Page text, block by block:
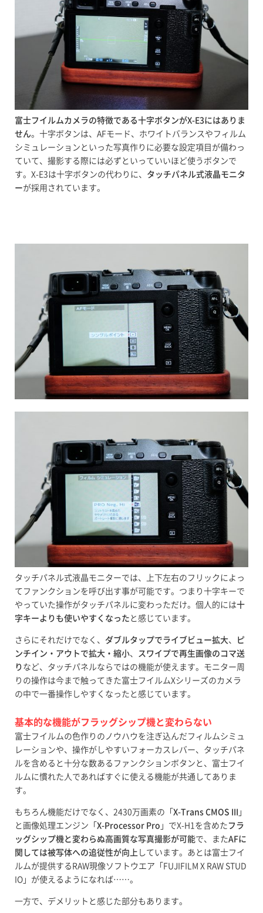
富士フイルムカメラの特徴である十字ボタンがX-E3にはありま
せん。十字ボタンは、AFモード、ホワイトバランスやフィルム
シミュレーションといった写真作りに必要な設定項目が備わっ
ていて、撮影する際には必ずといっていいほど使うボタンで
す。X-E3は十字ボタンの代わりに、 タッチパネル式液晶モニタ
ーが採用されています。
タッチパネル式液晶モニターでは、上下左右のフリックによっ
てファンクションを呼び出す事が可能です。つまり十字キーで
やっていた操作がタッチパネルに変わっただけ。個人的には十
字キーよりも使いやすくなった と感じています。
さらにそれだけでなく、 ダブルタップでライブビュー拡大、
ピ
ンチイン・アウトで拡大・縮小、
スワイプで再生画像のコマ送
り など、タッチパネルならではの機能が使えます。モニター周
りの操作は今まで触ってきた富士フイルムXシリーズのカメラ
の中で一番操作しやすくなったと感じています。
基本的な機能がフラッグシップ機と変わらない
富士フイルムの色作りのノウハウを注ぎ込んだフィルムシミュ
レーションや、操作がしやすいフォーカスレバー、タッチパネ
ルを含めると十分な数あるファンクションボタンと、富士フイ
ルムに慣れた人であればすぐに使える機能が共通してありま
す。
もちろん機能だけでなく、2430万画素の「 X-Trans CMOS III
」
と画像処理エンジン「 X-Processor Pro 」でX-H1を含めた フラ
ッグシップ機と変わらぬ高画質な写真撮影が可能で、またAFに
関しては被写体への追従性が向上 しています。あとは富士フイ
ルムが提供するRAW現像ソフトウエア「FUJIFILM X RAW STUD
IO」が使えるようになれば……。
一方で、デメリットと感じた部分もあります。